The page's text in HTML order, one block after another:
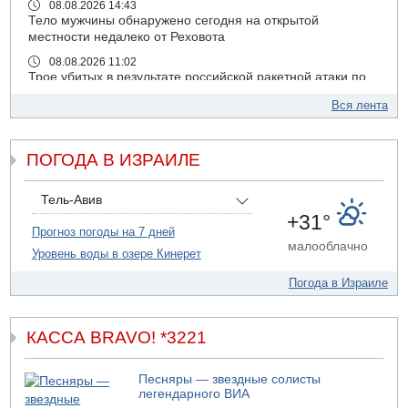
08.08.2026 14:43
Тело мужчины обнаружено сегодня на открытой
местности недалеко от Реховота
08.08.2026 11:02
Трое убитых в результате российской ракетной атаки по
07.08.2026 20:43
07.08.2026 20:41
Ynet: "Хизбалла" запустила БПЛА со взрывчаткой по
07.08.2026 19:16
ДТП в Ашдоде: тяжело ранены двое маленьких детей
07.08.2026 19:14
Дахан
Обнародовано имя полицейского, подозреваемого в
коррупционных отношениях с Йоавом Элиаси
Вся лента
ПОГОДА В ИЗРАИЛЕ
Тель-Авив
Прогноз погоды на 7 дней
Уровень воды в озере Кинерет
+31°
малооблачно
Погода в Израиле
КАССА BRAVO! *3221
Песняры — звездные солисты
легендарного ВИА